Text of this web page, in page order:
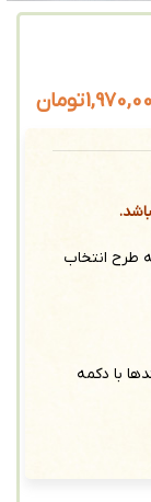
تومان
طرح انتخاب
با دکمه